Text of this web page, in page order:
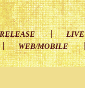
RELEASE LIVE
WEB/MOBILE